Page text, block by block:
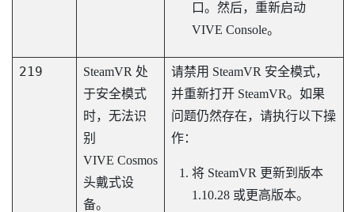
口。然后，重新启动
VIVE Console。
219 SteamVR 处
于安全模式
时，无法识
别
VIVE Cosmos
头戴式设
备。
请禁用 SteamVR 安全模式，
并重新打开 SteamVR。如果
问题仍然存在，请执行以下操
作：
将 SteamVR 更新到版本
1.10.28 或更高版本。